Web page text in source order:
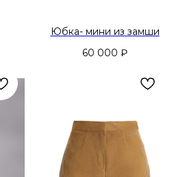
Юбка- мини из замши
60 000 ₽